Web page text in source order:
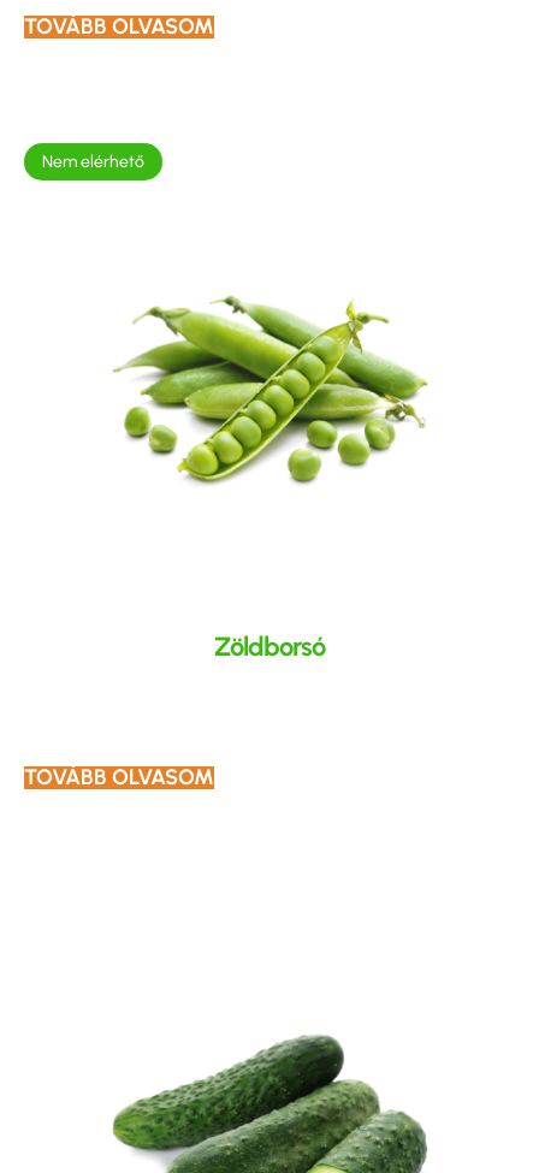
TOVÁBB OLVASOM
Nem elérhető
Zöldborsó
TOVÁBB OLVASOM